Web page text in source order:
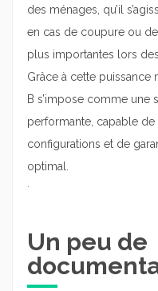
des ménages, qu’il
en cas de coupure ou
plus importantes lors
Grâce à cette puissance
B s’impose comme une
performante, capable de
configurations et de
optimal.
.
Un peu de